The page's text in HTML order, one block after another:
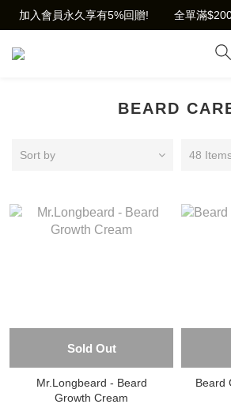
加入會員永久享有5%回贈!        全單滿
BEARD
Sort by 48
Sold Out
Mr.Longbeard - Beard
Growth Cream
Beard